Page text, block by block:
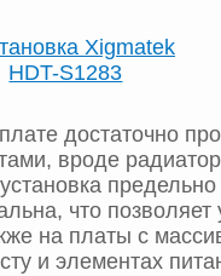
достаточно
вроде
предельно
что позволяет
на платы с
и элементах